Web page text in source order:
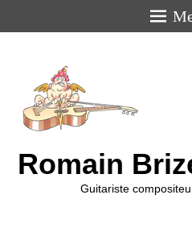
Romain
Guitariste